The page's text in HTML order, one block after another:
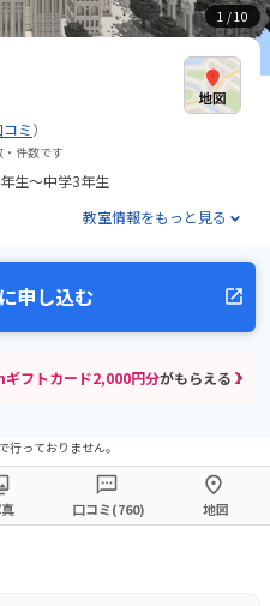
1 / 10
ミ）
件数です
生～中学3年生
教室情報をもっと見る
申し込む
フトカード2,000円分がもらえる！
っておりません。
口コミ(760) 地図